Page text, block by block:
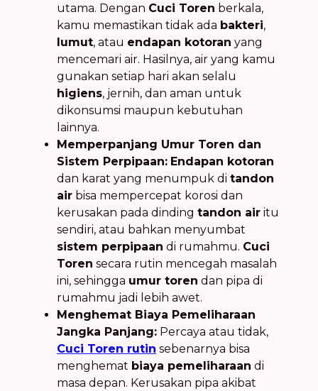
utama. Dengan Cuci Toren berkala,
kamu memastikan tidak ada bakteri,
lumut, atau endapan kotoran yang
mencemari air. Hasilnya, air yang kamu
gunakan setiap hari akan selalu
higiens, jernih, dan aman untuk
dikonsumsi maupun kebutuhan
lainnya.
Memperpanjang Umur Toren dan
Sistem Perpipaan: Endapan kotoran
dan karat yang menumpuk di tandon
air bisa mempercepat korosi dan
kerusakan pada dinding tandon air itu
sendiri, atau bahkan menyumbat
sistem perpipaan di rumahmu. Cuci
Toren secara rutin mencegah masalah
ini, sehingga umur toren dan pipa di
rumahmu jadi lebih awet.
Menghemat Biaya Pemeliharaan
Jangka Panjang: Percaya atau tidak,
Cuci Toren rutin sebenarnya bisa
menghemat biaya pemeliharaan di
masa depan. Kerusakan pipa akibat